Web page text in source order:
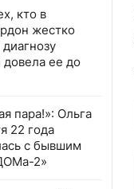
кто в
жестко
ее до
пара!»: Ольга
22 года
с бывшим
2»